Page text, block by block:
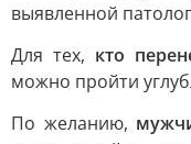
выявленной
Для тех, кто
можно пройти
По желанию,